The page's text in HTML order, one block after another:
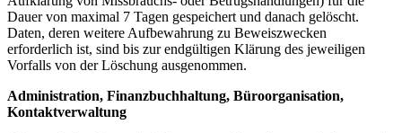
Dauer von maximal 7 Tagen gespeichert und danach gelöscht.
Daten, deren weitere Aufbewahrung zu Beweiszwecken
erforderlich ist, sind bis zur endgültigen Klärung des jeweiligen
Vorfalls von der Löschung ausgenommen.
Administration, Finanzbuchhaltung, Büroorganisation,
Kontaktverwaltung